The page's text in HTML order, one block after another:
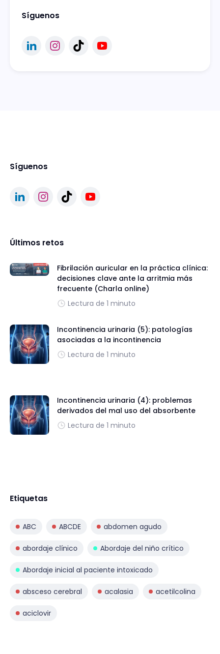
Síguenos
Síguenos
Últimos retos
Fibrilación auricular en la práctica clínica:
decisiones clave ante la arritmia más
frecuente (Charla online)
Lectura de 1 minuto
Incontinencia urinaria (5): patologías
asociadas a la incontinencia
Lectura de 1 minuto
Incontinencia urinaria (4): problemas
derivados del mal uso del absorbente
Lectura de 1 minuto
Etiquetas
ABC ABCDE abdomen agudo
abordaje clínico Abordaje del niño crítico
Abordaje inicial al paciente intoxicado
absceso cerebral acalasia acetilcolina
aciclovir